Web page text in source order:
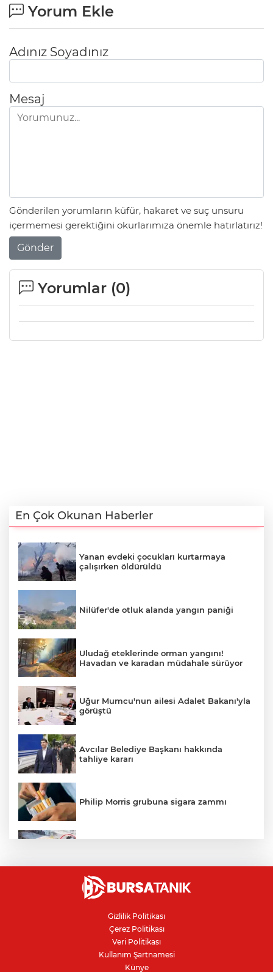
Yorum Ekle
Adınız Soyadınız
Mesaj
Gönderilen yorumların küfür, hakaret ve suç unsuru
içermemesi gerektiğini okurlarımıza önemle hatırlatırız!
Gönder
Yorumlar (0)
En Çok Okunan Haberler
Yanan evdeki çocukları kurtarmaya
çalışırken öldürüldü
Nilüfer'de otluk alanda yangın paniği
Uludağ eteklerinde orman yangını!
Havadan ve karadan müdahale sürüyor
Uğur Mumcu'nun ailesi Adalet Bakanı'yla
görüştü
Avcılar Belediye Başkanı hakkında
tahliye kararı
Philip Morris grubuna sigara zammı
Nilüfer'de kaldırım işgallerine zabıta
denetimi
Bursa'da 100 dönümde hayvansal
gübreyle nektarin ve armut üretiyor
Gizlilik Politikası
Çerez Politikası
Veri Politikası
Kullanım Şartnamesi
Künye